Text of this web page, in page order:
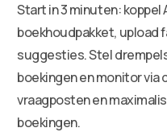
Start in 3 minuten: koppel
boekhoudpakket, upload
suggesties. Stel
boekingen en monitor via
vraagposten en
boekingen.